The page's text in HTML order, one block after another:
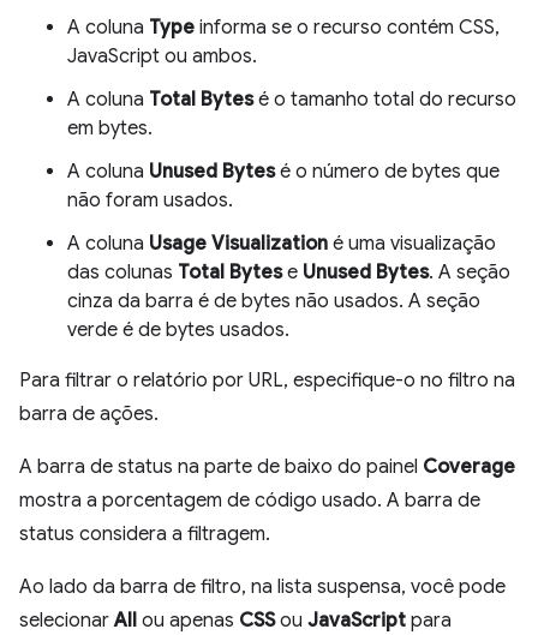
A coluna Type informa se o recurso contém CSS,
JavaScript ou ambos.
A coluna Total Bytesé o tamanho total do recurso
em bytes.
A coluna Unused Bytesé o número de bytes que
não foram usados.
A coluna Usage Visualization é uma visualização
das colunas Total Bytese Unused Bytes. A seção
cinza da barra é de bytes não usados. A seção
verde é de bytes usados.
Para filtrar o relatório por URL, especifique-o no filtro na
barra de ações.
A barra de status na parte de baixo do painel Coverage
mostra a porcentagem de código usado. A barra de
status considera a filtragem.
Ao lado da barra de filtro, na lista suspensa, você pode
selecionarAll ou apenas CSSou JavaScript para